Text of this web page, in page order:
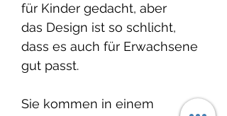
für Kinder gedacht, aber
das Design ist so schlicht,
dass es auch für Erwachsene
gut passt.
Sie kommen in einem